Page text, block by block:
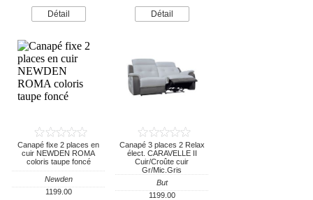
Détail Détail
Canapé fixe 2 places en
cuir NEWDEN ROMA
coloris taupe foncé
Newden
1199.00
Canapé 3 places 2 Relax
élect. CARAVELLE II
Cuir/Croûte cuir
Gr/Mic.Gris
But
1199.00